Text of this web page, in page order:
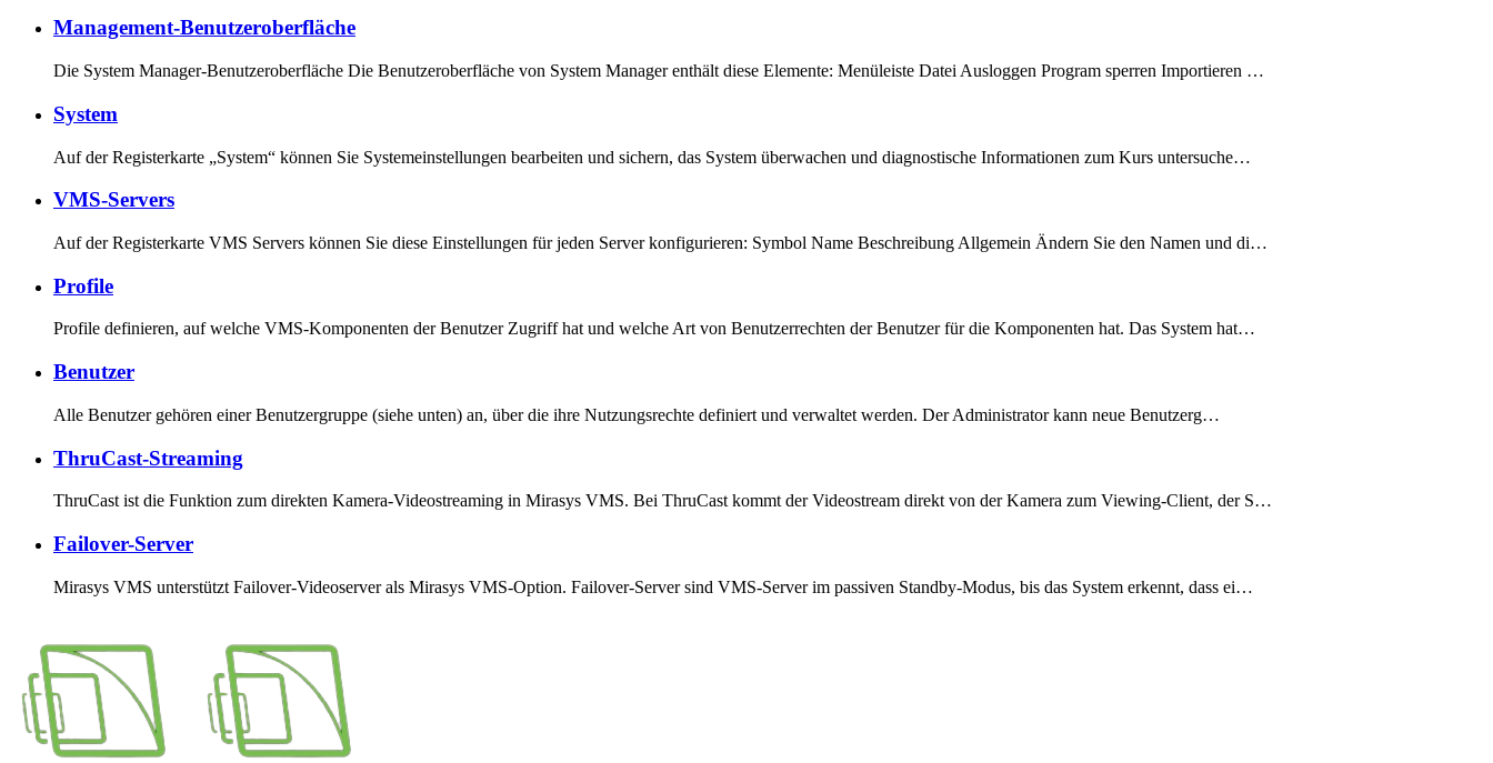
Management-Benutzeroberfläche
Die System Manager-Benutzeroberfläche Die Benutzeroberfläche von System Manager enthält diese Elemente: Menüleiste Datei Ausloggen Program sperren Importieren …
System
Auf der Registerkarte „System“ können Sie Systemeinstellungen bearbeiten und sichern, das System überwachen und diagnostische Informationen zum Kurs untersuche…
VMS-Servers
Auf der Registerkarte VMS Servers können Sie diese Einstellungen für jeden Server konfigurieren: Symbol Name Beschreibung Allgemein Ändern Sie den Namen und di…
Profile
Profile definieren, auf welche VMS-Komponenten der Benutzer Zugriff hat und welche Art von Benutzerrechten der Benutzer für die Komponenten hat. Das System hat…
Benutzer
Alle Benutzer gehören einer Benutzergruppe (siehe unten) an, über die ihre Nutzungsrechte definiert und verwaltet werden. Der Administrator kann neue Benutzerg…
ThruCast-Streaming
ThruCast ist die Funktion zum direkten Kamera-Videostreaming in Mirasys VMS. Bei ThruCast kommt der Videostream direkt von der Kamera zum Viewing-Client, der S…
Failover-Server
Mirasys VMS unterstützt Failover-Videoserver als Mirasys VMS-Option. Failover-Server sind VMS-Server im passiven Standby-Modus, bis das System erkennt, dass ei…